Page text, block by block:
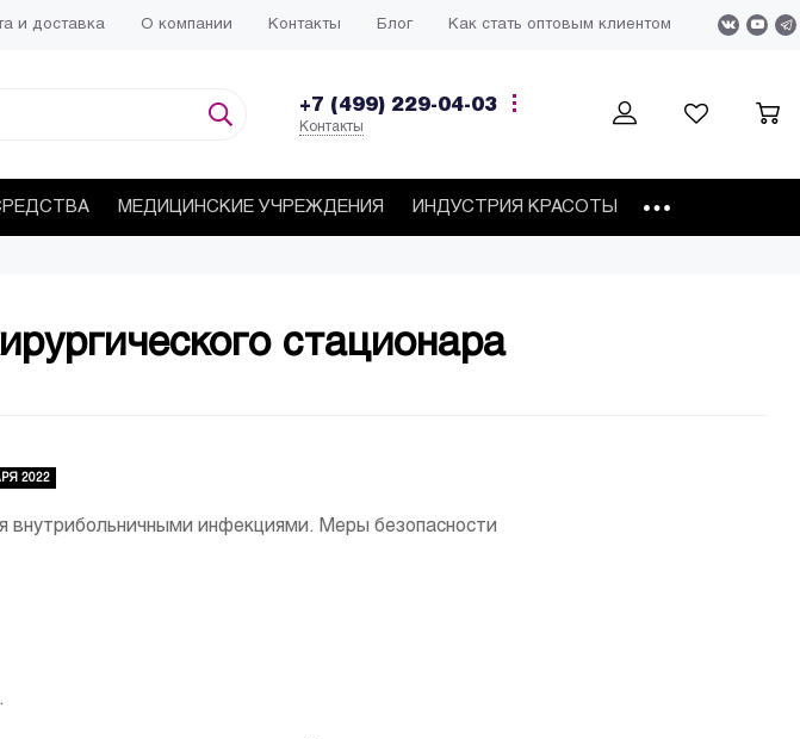
и доставка О компании Контакты Блог Как стать оптовым клиентом
+7 (499) 229-04-03
Контакты
МЕДИЦИНСКИЕ УЧРЕЖДЕНИЯ ИНДУСТРИЯ КРАСОТЫ
стационара
2022
внутрибольничными инфекциями. Меры безопасности